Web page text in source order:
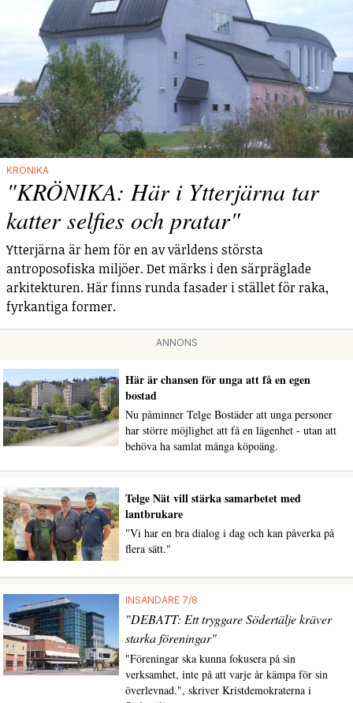
KRÖNIKA
"KRÖNIKA: Här i Ytterjärna tar
katter selfies och pratar"
Ytterjärna är hem för en av världens största
antroposofiska miljöer. Det märks i den särpräglade
arkitekturen. Här finns runda fasader i stället för raka,
fyrkantiga former.
ANNONS
Här är chansen för unga att få en egen
bostad
Nu påminner Telge Bostäder att unga personer
har större möjlighet att få en lägenhet - utan att
behöva ha samlat många köpoäng.
Telge Nät vill stärka samarbetet med
lantbrukare
"Vi har en bra dialog i dag och kan påverka på
flera sätt."
INSÄNDARE 7/8
"DEBATT: Ett tryggare Södertälje kräver
starka föreningar"
"Föreningar ska kunna fokusera på sin
verksamhet, inte på att varje år kämpa för sin
överlevnad.", skriver Kristdemokraterna i